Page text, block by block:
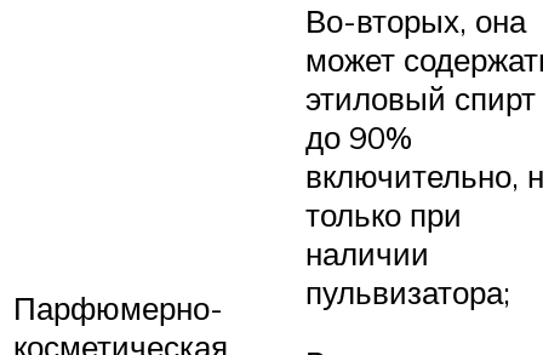
Парфюмерно-
косметическая
Во-вторых, она
может
этиловый спирт
до 90%
включительно,
только при
наличии
пульвизатора;